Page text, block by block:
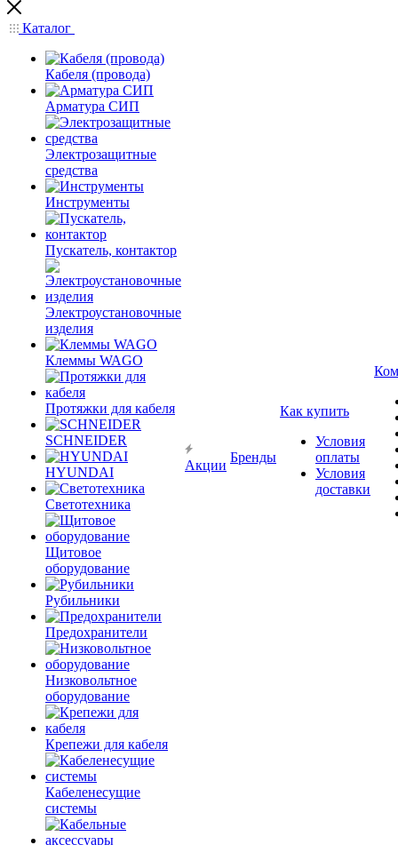
Каталог
Кабеля (провода)
Арматура СИП
Электрозащитные
средства
Инструменты
Пускатель, контактор
Электроустановочные
изделия
Клеммы WAGO
Протяжки для кабеля
SCHNEIDER
HYUNDAI
Светотехника
Щитовое
оборудование
Рубильники
Предохранители
Низковольтное
оборудование
Крепежи для кабеля
Кабеленесущие
системы
Акции
Бренды
Как купить
Условия
оплаты
Условия
доставки